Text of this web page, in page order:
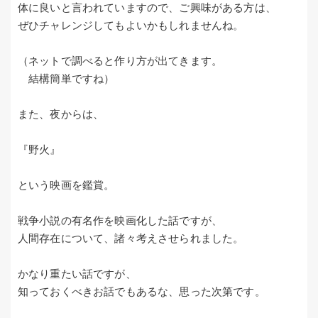
体に良いと言われていますので、ご興味がある方は、
ぜひチャレンジしてもよいかもしれませんね。
（ネットで調べると作り方が出てきます。
結構簡単ですね）
また、夜からは、
『野火』
という映画を鑑賞。
戦争小説の有名作を映画化した話ですが、
人間存在について、諸々考えさせられました。
かなり重たい話ですが、
知っておくべきお話でもあるな、思った次第です。